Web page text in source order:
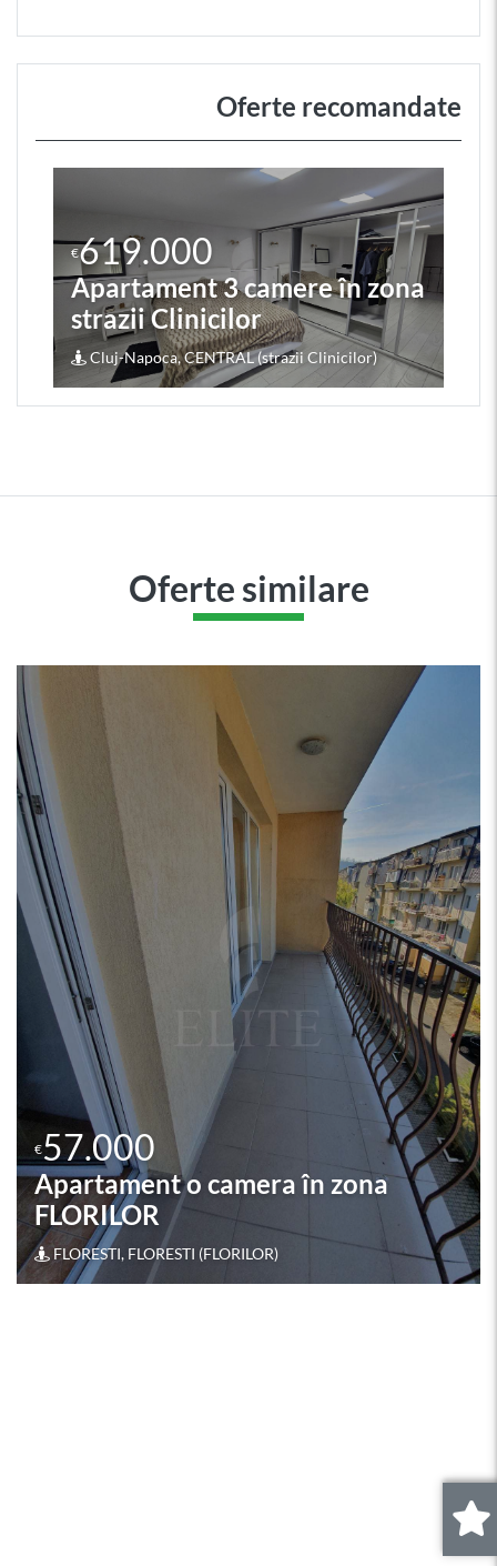
Oferte recomandate
€619.000
Apartament 3 camere în zona
strazii Clinicilor
Cluj-Napoca, CENTRAL (strazii Clinicilor)
Oferte similare
€56.000
Apartament / Apartament o
camera în zona FLORILOR
FLORESTI, FLORESTI (FLORILOR)